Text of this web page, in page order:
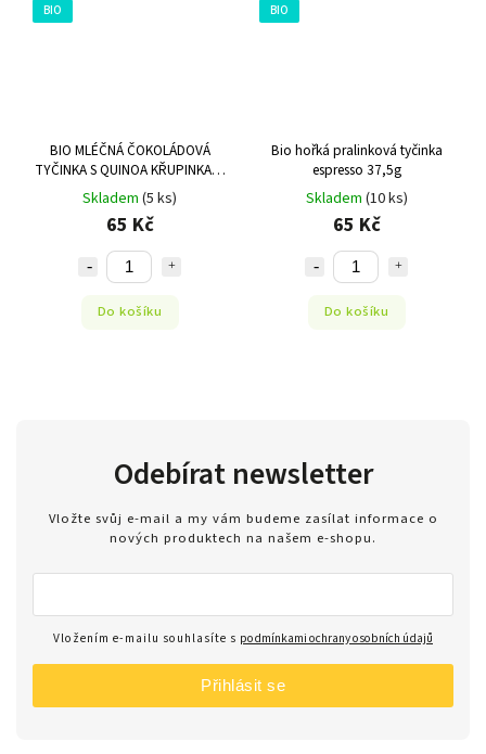
BIO
BIO MLÉČNÁ ČOKOLÁDOVÁ
TYČINKA S QUINOA KŘUPINKAMI
Skladem (5 ks)
65 Kč
Do košíku
BIO
Bio hořká pralinková tyčinka
espresso 37,5g
Skladem (10 ks)
65 Kč
Do košíku
Odebírat newsletter
Vložte svůj e-mail a my vám budeme zasílat informace o
nových produktech na našem e-shopu.
Vložením e-mailu souhlasíte s podmínkami ochrany osobních údajů
Přihlásit se